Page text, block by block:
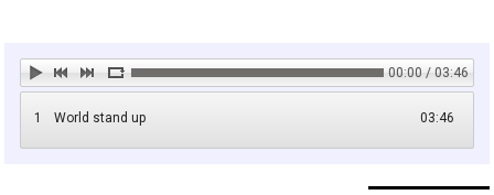
00:00 / 03:46
1 03:46
World stand up